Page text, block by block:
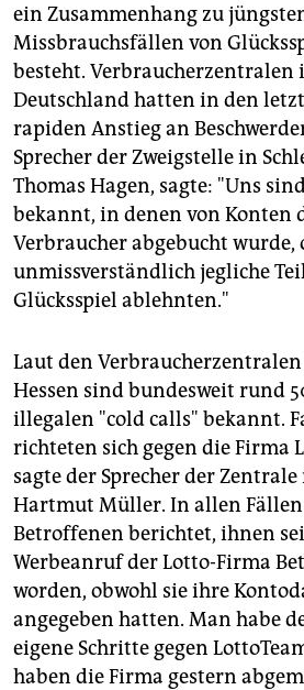
ein Zusammenhang zu
Missbrauchsfällen von
besteht. Verbraucherzentralen
Deutschland hatten in den
rapiden Anstieg an
Sprecher der Zweigstelle in
Thomas Hagen, sagte: "Uns
bekannt, in denen von Konten
Verbraucher abgebucht wurde,
unmissverständlich jegliche
Glücksspiel ablehnten."
Laut den
Hessen sind bundesweit rund
illegalen "cold calls" bekannt.
richteten sich gegen die Firma
sagte der Sprecher der
Hartmut Müller. In allen
Betroffenen berichtet, ihnen
Werbeanruf der Lotto-Firma
worden, obwohl sie ihre
angegeben hatten. Man habe
eigene Schritte gegen
haben die Firma gestern